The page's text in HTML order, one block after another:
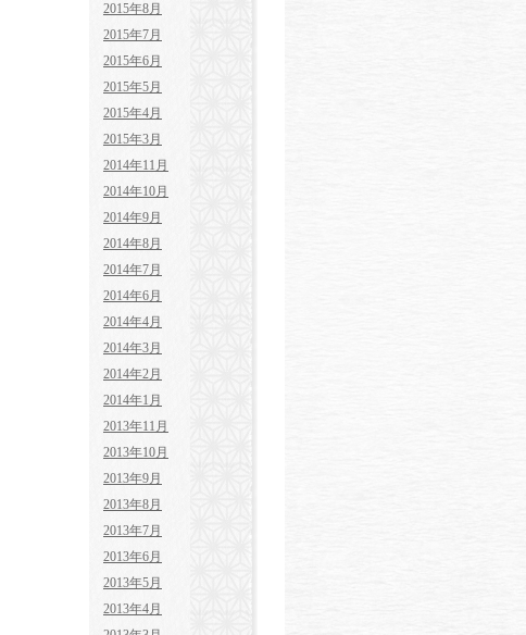
2015年8月
2015年7月
2015年6月
2015年5月
2015年4月
2015年3月
2014年11月
2014年10月
2014年9月
2014年8月
2014年7月
2014年6月
2014年4月
2014年3月
2014年2月
2014年1月
2013年11月
2013年10月
2013年9月
2013年8月
2013年7月
2013年6月
2013年5月
2013年4月